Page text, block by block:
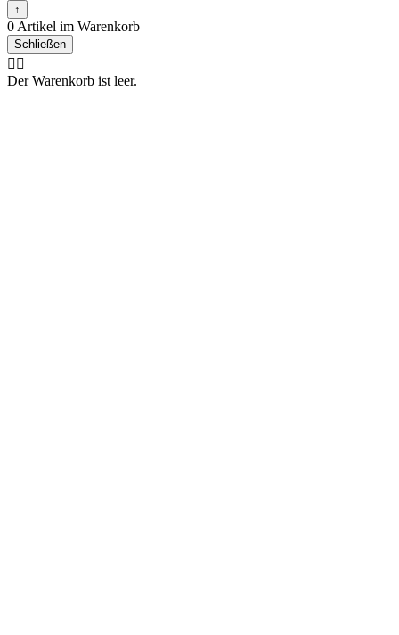
↑
0 Artikel im Warenkorb
Schließen
🤷‍♂️
Der Warenkorb ist leer.